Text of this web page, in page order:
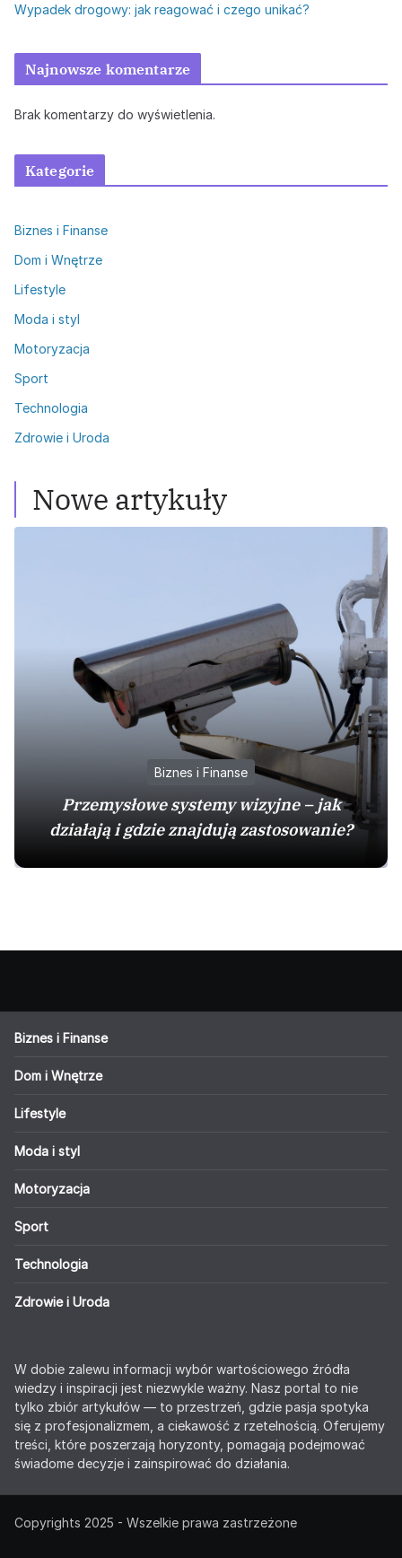
Wypadek drogowy: jak reagować i czego unikać?
Najnowsze komentarze
Brak komentarzy do wyświetlenia.
Kategorie
Biznes i Finanse
Dom i Wnętrze
Lifestyle
Moda i styl
Motoryzacja
Sport
Technologia
Zdrowie i Uroda
Nowe artykuły
Biznes i Finanse
Przemysłowe systemy wizyjne – jak
działają i gdzie znajdują zastosowanie?
Biznes i Finanse
Dom i Wnętrze
Lifestyle
Moda i styl
Motoryzacja
Sport
Technologia
Zdrowie i Uroda
W dobie zalewu informacji wybór wartościowego źródła
wiedzy i inspiracji jest niezwykle ważny. Nasz portal to nie
tylko zbiór artykułów — to przestrzeń, gdzie pasja spotyka
się z profesjonalizmem, a ciekawość z rzetelnością. Oferujemy
treści, które poszerzają horyzonty, pomagają podejmować
świadome decyzje i zainspirować do działania.
Copyrights 2025 - Wszelkie prawa zastrzeżone